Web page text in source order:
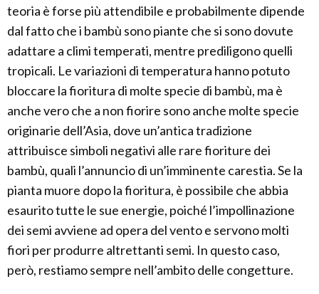
teoria è forse più attendibile e probabilmente dipende
dal fatto che i bambù sono piante che si sono dovute
adattare a climi temperati, mentre prediligono quelli
tropicali. Le variazioni di temperatura hanno potuto
bloccare la fioritura di molte specie di bambù, ma è
anche vero che a non fiorire sono anche molte specie
originarie dell’Asia, dove un’antica tradizione
attribuisce simboli negativi alle rare fioriture dei
bambù, quali l’annuncio di un’imminente carestia. Se la
pianta muore dopo la fioritura, è possibile che abbia
esaurito tutte le sue energie, poiché l’impollinazione
dei semi avviene ad opera del vento e servono molti
fiori per produrre altrettanti semi. In questo caso,
però, restiamo sempre nell’ambito delle congetture.